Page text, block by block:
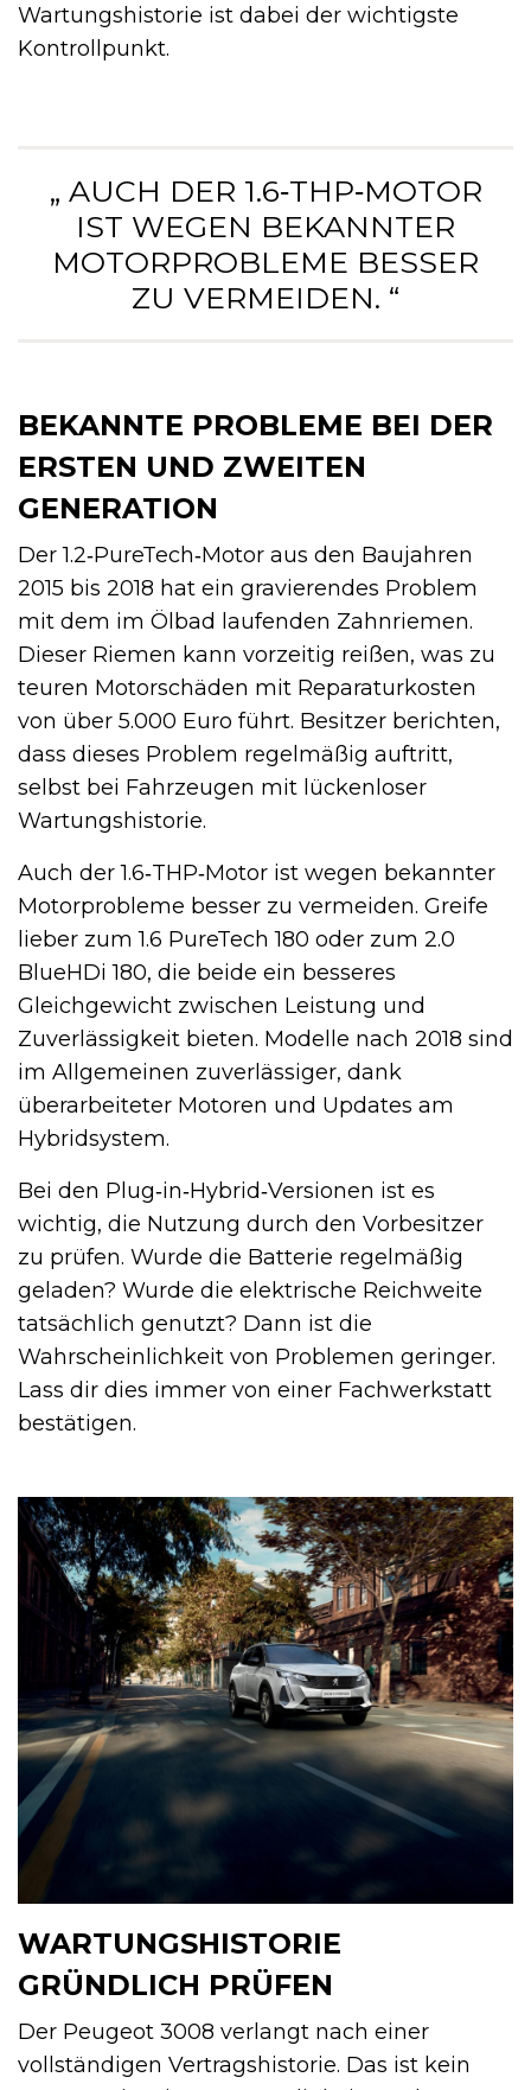
Wartungshistorie ist dabei der wichtigste
Kontrollpunkt.
„ AUCH DER 1.6‑THP‑MOTOR
IST WEGEN BEKANNTER
MOTORPROBLEME BESSER
ZU VERMEIDEN. “
BEKANNTE PROBLEME BEI DER
ERSTEN UND ZWEITEN
GENERATION
Der 1.2‑PureTech‑Motor aus den Baujahren
2015 bis 2018 hat ein gravierendes Problem
mit dem im Ölbad laufenden Zahnriemen.
Dieser Riemen kann vorzeitig reißen, was zu
teuren Motorschäden mit Reparaturkosten
von über 5.000 Euro führt. Besitzer berichten,
dass dieses Problem regelmäßig auftritt,
selbst bei Fahrzeugen mit lückenloser
Wartungshistorie.
Auch der 1.6‑THP‑Motor ist wegen bekannter
Motorprobleme besser zu vermeiden. Greife
lieber zum 1.6 PureTech 180 oder zum 2.0
BlueHDi 180, die beide ein besseres
Gleichgewicht zwischen Leistung und
Zuverlässigkeit bieten. Modelle nach 2018 sind
im Allgemeinen zuverlässiger, dank
überarbeiteter Motoren und Updates am
Hybridsystem.
Bei den Plug‑in‑Hybrid‑Versionen ist es
wichtig, die Nutzung durch den Vorbesitzer
zu prüfen. Wurde die Batterie regelmäßig
geladen? Wurde die elektrische Reichweite
tatsächlich genutzt? Dann ist die
Wahrscheinlichkeit von Problemen geringer.
Lass dir dies immer von einer Fachwerkstatt
bestätigen.
WARTUNGSHISTORIE
GRÜNDLICH PRÜFEN
Der Peugeot 3008 verlangt nach einer
vollständigen Vertragshistorie. Das ist kein